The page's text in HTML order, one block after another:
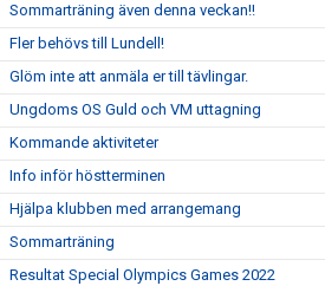
Sommarträning även denna veckan!!
Fler behövs till Lundell!
Glöm inte att anmäla er till tävlingar.
Ungdoms OS Guld och VM uttagning
Kommande aktiviteter
Info inför höstterminen
Hjälpa klubben med arrangemang
Sommarträning
Resultat Special Olympics Games 2022